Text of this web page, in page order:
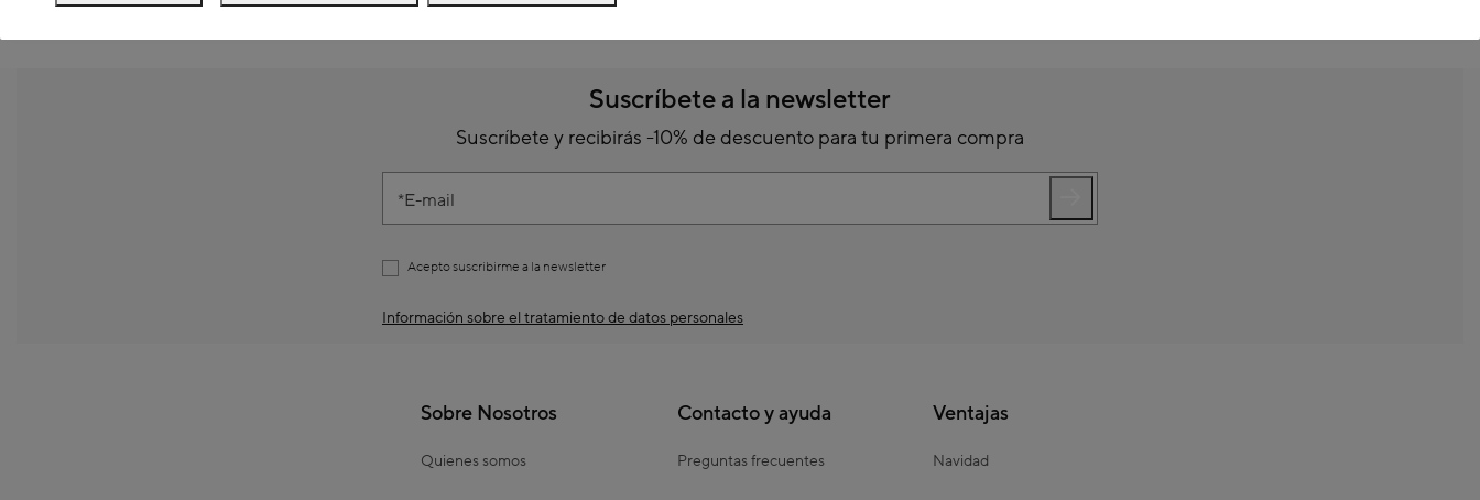
Suscríbete a la newsletter
Suscríbete y recibirás -10% de descuento para tu primera compra
E-mail
Acepto suscribirme a la newsletter
Información sobre el tratamiento de datos personales
Sobre Nosotros
Quienes somos
Contacto y ayuda
Preguntas frecuentes
Ventajas
Navidad